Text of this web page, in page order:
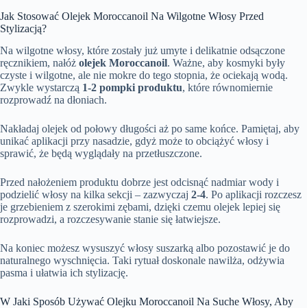
Jak Stosować Olejek Moroccanoil Na Wilgotne Włosy Przed
Stylizacją?
Na wilgotne włosy, które zostały już umyte i delikatnie odsączone
ręcznikiem, nałóż olejek Moroccanoil. Ważne, aby kosmyki były
czyste i wilgotne, ale nie mokre do tego stopnia, że ociekają wodą.
Zwykle wystarczą 1-2 pompki produktu, które równomiernie
rozprowadź na dłoniach.
Nakładaj olejek od połowy długości aż po same końce. Pamiętaj, aby
unikać aplikacji przy nasadzie, gdyż może to obciążyć włosy i
sprawić, że będą wyglądały na przetłuszczone.
Przed nałożeniem produktu dobrze jest odcisnąć nadmiar wody i
podzielić włosy na kilka sekcji – zazwyczaj 2-4. Po aplikacji rozczesz
je grzebieniem z szerokimi zębami, dzięki czemu olejek lepiej się
rozprowadzi, a rozczesywanie stanie się łatwiejsze.
Na koniec możesz wysuszyć włosy suszarką albo pozostawić je do
naturalnego wyschnięcia. Taki rytuał doskonale nawilża, odżywia
pasma i ułatwia ich stylizację.
W Jaki Sposób Używać Olejku Moroccanoil Na Suche Włosy, Aby